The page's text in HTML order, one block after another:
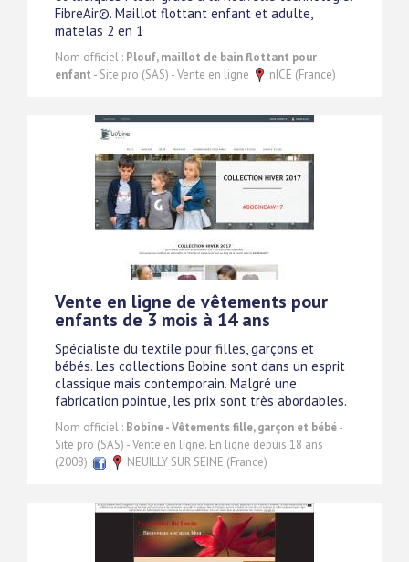
FibreAir©. Maillot flottant enfant et adulte,
matelas 2 en 1
Nom officiel : Plouf, maillot de bain flottant pour
enfant - Site pro (SAS) - Vente en ligne nICE (France)
Vente en ligne de vêtements pour
enfants de 3 mois à 14 ans
Spécialiste du textile pour filles, garçons et
bébés. Les collections Bobine sont dans un esprit
classique mais contemporain. Malgré une
fabrication pointue, les prix sont très abordables.
Nom officiel : Bobine - Vêtements fille, garçon et bébé-
Site pro (SAS) - Vente en ligne. En ligne depuis 18 ans
(2008).
NEUILLY SUR SEINE (France)